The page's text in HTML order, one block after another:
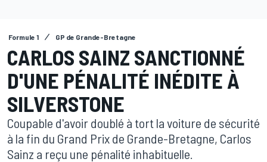
Formule 1 GP de Grande-Bretagne
CARLOS SAINZ SANCTIONNÉ
D'UNE PÉNALITÉ INÉDITE À
SILVERSTONE
Coupable d'avoir doublé à tort la voiture de sécurité
à la fin du Grand Prix de Grande-Bretagne, Carlos
Sainz a reçu une pénalité inhabituelle.